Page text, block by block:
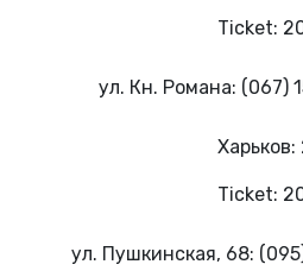
Ticket:
ул. Кн. Романа: (067)
Ticket:
ул. Пушкинская, 68: